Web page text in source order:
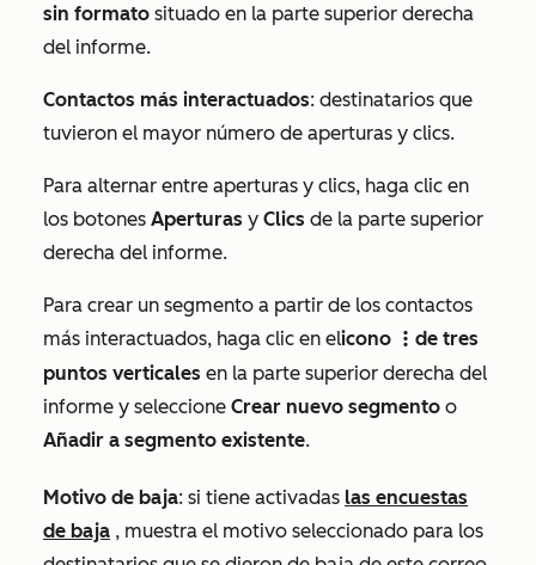
sin formato situado en la parte superior derecha
del informe.
Contactos más interactuados: destinatarios que
tuvieron el mayor número de aperturas y clics.
Para alternar entre aperturas y clics, haga clic en
los botones Aperturas y Clics de la parte superior
derecha del informe.
Para crear un segmento a partir de los contactos
más interactuados, haga clic en elicono verticalMenu de tres
puntos verticales en la parte superior derecha del
informe y seleccione Crear nuevo segmento o
Añadir a segmento existente.
Motivo de baja: si tiene activadas las encuestas
de baja , muestra el motivo seleccionado para los